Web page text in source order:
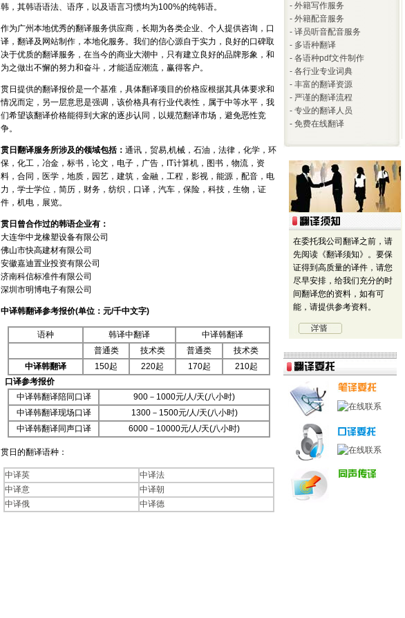
韩，其韩语语法、语序，以及语言习惯均为100%的纯韩语。
作为广州本地优秀的翻译服务供应商，长期为各类企业、个人提供咨询，口
译，翻译及网站制作，本地化服务。我们的信心源自于实力，良好的口碑取
决于优质的翻译服务，在当今的商业大潮中，只有建立良好的品牌形象，和
为之做出不懈的努力和奋斗，才能适应潮流，赢得客户。
贯日提供的翻译报价是一个基准，具体翻译项目的价格应根据其具体要求和
情况而定，另一层意思是强调，该价格具有行业代表性，属于中等水平，我
们希望该翻译价格能得到大家的逐步认同，以规范翻译市场，避免恶性竞
争。
贯日翻译服务所涉及的领域包括： 通讯，贸易,机械，石油，法律，化学，环
保，化工，冶金，标书，论文，电子，广告，IT计算机，图书，物流，资
料，合同，医学，地质，园艺，建筑，金融，工程，影视，能源，配音，电
力，学士学位，简历，财务，纺织，口译，汽车，保险，科技，生物，证
件，机电，展览。
贯日曾合作过的韩语企业有：
大连华中龙橡塑设备有限公司
佛山市快高建材有限公司
安徽嘉迪置业投资有限公司
济南科信标准件有限公司
深圳市明博电子有限公司
中译韩翻译参考报价(单位：元/千中文字)
语种 韩译中翻译
中译韩翻译
普通类
技术类 普通类
技术类
中译韩翻译
150起 220起 170起
210起
口译参考报价
中译韩翻译陪同口译
900－1000元/人/天(八小时)
中译韩翻译现场口译
1300－1500元/人/天(八小时)
中译韩翻译同声口译
6000－10000元/人/天(八小时)
贯日的翻译语种：
中译英
中译法
中译意
中译朝
中译俄
中译德
- 外籍写作服务
- 外籍配音服务
- 译员听音配音服务
- 多语种翻译
- 各语种pdf文件制作
- 各行业专业词典
- 丰富的翻译资源
- 严谨的翻译流程
- 专业的翻译人员
- 免费在线翻译
在委托我公司翻译之前，请
先阅读《翻译须知》。要保
证得到高质量的译件，请您
尽早安排，给我们充分的时
间翻译您的资料，如有可
能，请提供参考资料。